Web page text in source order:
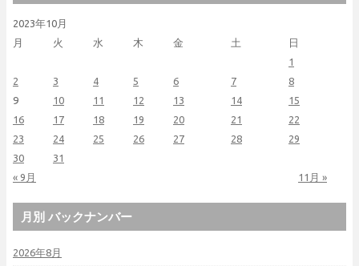
2023年10月
月
火 水 木 金 土 日
« 9月 11月 »
1
2
3 4 5 6 7
8
9
10 11 12 13 14
15
16
17 18 19 20 21
22
23
24 25 26 27 28
29
30
31
月別 バックナンバー
2026年8月